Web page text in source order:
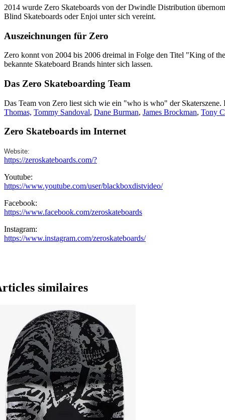
2014 wurde Zero Skateboards von der Dwindle Distribution
Blind Skateboards oder Enjoi unter sich vereint.
Auszeichnungen für Zero
Zero konnt von 2004 bis 2006 dreimal in Folge den Titel "King of
bekannte Skateboard Brands hinter sich lassen.
Das Zero Skateboarding Team
Das Team von Zero liest sich wie ein "who is who" der
Thomas, Tommy Sandoval, Dane Burman, James Brockman, Tony
Zero Skateboards im Internet
Website:
https://zeroskateboards.com/?
Youtube:
https://www.youtube.com/user/blackboxdistvideo/
Facebook:
https://www.facebook.com/zeroskateboards
Instagram:
https://www.instagram.com/zeroskateboards/
similaires